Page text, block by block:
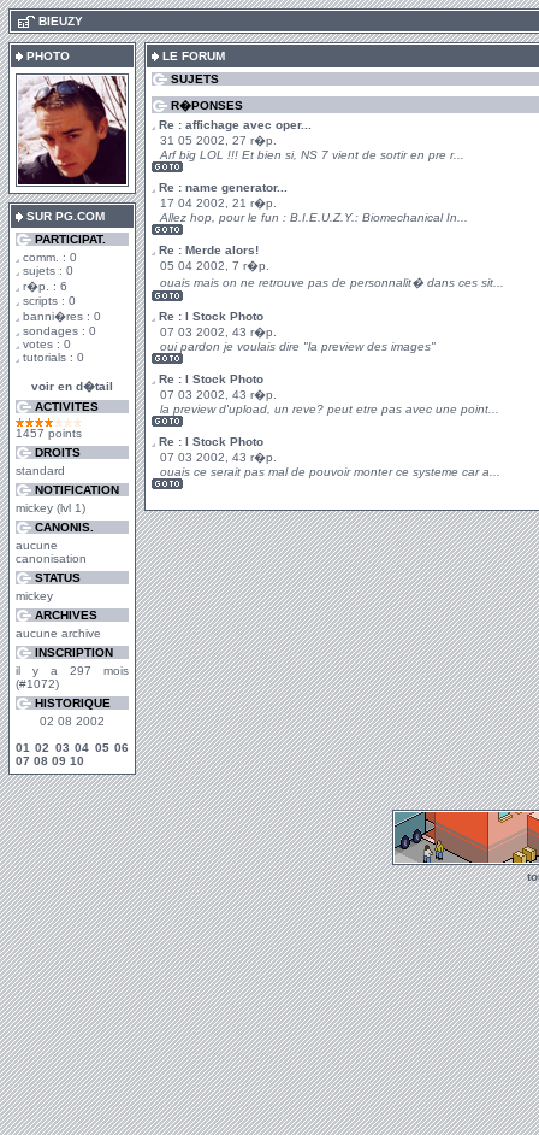
BIEUZY
PHOTO
SUR PG.COM
PARTICIPAT.
comm. : 0
sujets : 0
r�p. : 6
scripts : 0
banni�res : 0
sondages : 0
votes : 0
tutorials : 0
voir en d�tail
ACTIVITES
1457 points
DROITS
standard
NOTIFICATION
mickey (lvl 1)
CANONIS.
aucune
canonisation
STATUS
mickey
ARCHIVES
aucune archive
INSCRIPTION
il y a 297 mois
(#1072)
HISTORIQUE
02 08 2002
01 02 03 04 05 06
07 08 09 10
LE FORUM
SUJETS
R�PONSES
Re : affichage avec oper...
31 05 2002, 27 r�p.
Arf big LOL !!! Et bien si, NS 7 vient de sortir en pre r...
Re : name generator...
17 04 2002, 21 r�p.
Allez hop, pour le fun : B.I.E.U.Z.Y.: Biomechanical In...
Re : Merde alors!
05 04 2002, 7 r�p.
ouais mais on ne retrouve pas de personnalit� dans ces sit...
Re : I Stock Photo
07 03 2002, 43 r�p.
oui pardon je voulais dire "la preview des images"
Re : I Stock Photo
07 03 2002, 43 r�p.
la preview d'upload, un reve? peut etre pas avec une point...
Re : I Stock Photo
07 03 2002, 43 r�p.
ouais ce serait pas mal de pouvoir monter ce systeme car a...